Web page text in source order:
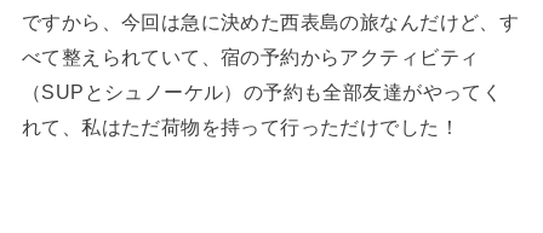
ですから、今回は急に決めた西表島の旅なんだけど、す
べて整えられていて、宿の予約からアクティビティ
（SUPとシュノーケル）の予約も全部友達がやってく
れて、私はただ荷物を持って行っただけでした！